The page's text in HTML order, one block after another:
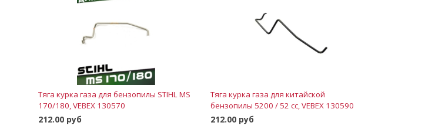
Тяга курка газа для бензопилы STIHL MS
170/180, VEBEX 130570
212.00 руб
Тяга курка газа для китайской
бензопилы 5200 / 52 cc, VEBEX 130590
212.00 руб